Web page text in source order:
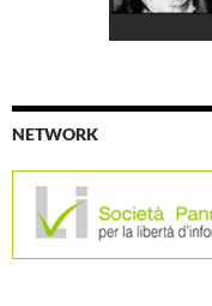
NETWORK